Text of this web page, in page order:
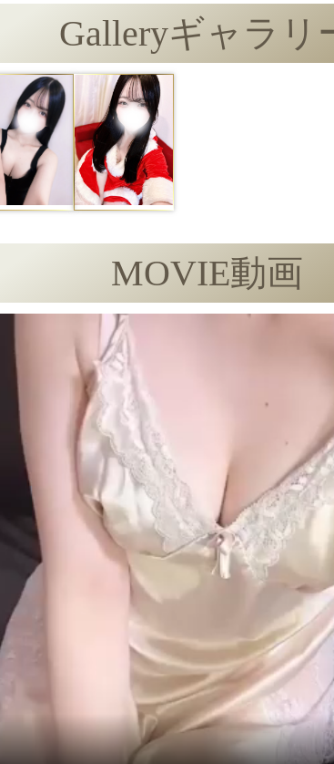
Galleryギャラリ
MOVIE動画